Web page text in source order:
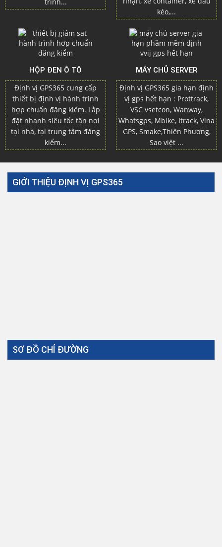
trình...
kéo,...
HỘP ĐEN Ô TÔ
Định vị GPS365 cung cấp
thiết bị định vị hành trình
hợp chuẩn đăng kiểm. Lắp
đặt nhanh siêu tốc tận nơi
tại nhà, tại trung tâm đăng
kiểm...
MÁY CHỦ SERVER
Định vị GPS365 gia hạn định
vị gps hết hạn : Prottrack,
VSC vsetcon, Wanway,
Whatsgps, Mbike, Itrack, Vina
GPS, Smake,Thiên Phương,
Sao việt ...
GIỚI THIỆU ĐỊNH VỊ GPS365
SƠ ĐỒ CHỈ ĐƯỜNG